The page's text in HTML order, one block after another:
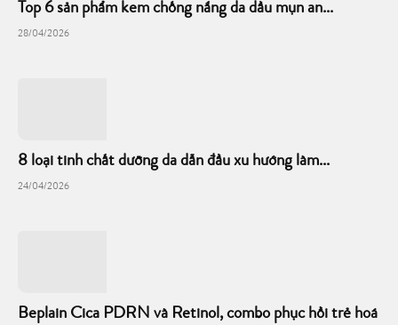
Top 6 sản phẩm kem chống nắng da dầu mụn an...
28/04/2026
8 loại tinh chất dưỡng da dẫn đầu xu hướng làm...
24/04/2026
Beplain Cica PDRN và Retinol, combo phục hồi trẻ hoá